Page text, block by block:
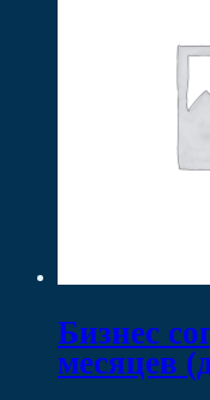
Бизнес
месяцев